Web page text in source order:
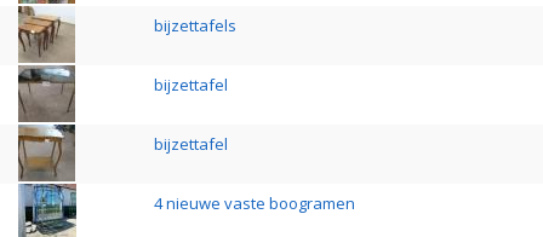
bijzettafels
bijzettafel
bijzettafel
4 nieuwe vaste boogramen